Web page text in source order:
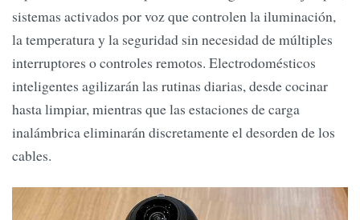
sistemas activados por voz que controlen la iluminación,
la temperatura y la seguridad sin necesidad de múltiples
interruptores o controles remotos. Electrodomésticos
inteligentes agilizarán las rutinas diarias, desde cocinar
hasta limpiar, mientras que las estaciones de carga
inalámbrica eliminarán discretamente el desorden de los
cables.